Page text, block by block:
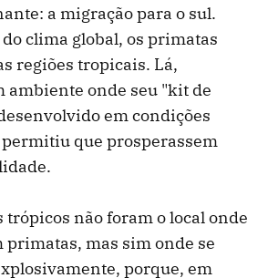
a migração para o sul.
clima global, os primatas
regiões tropicais. Lá,
ambiente onde seu "kit de
em condições
que prosperassem
trópicos não foram o local onde
primatas, mas sim onde se
porque, em